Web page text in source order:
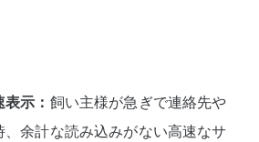
示： 飼い主様が急ぎで連絡先や
余計な読み込みがない高速なサ